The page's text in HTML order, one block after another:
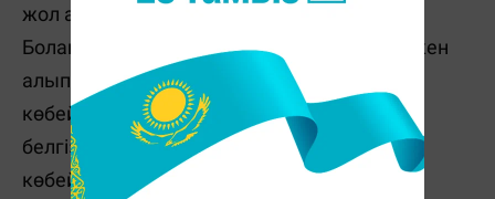
жол ашық, барлық жағдай жасалған.
Болашақта сендердің патшалықтарың үлкен
алып қалаға айналмақ, өндіріс ошақтары
көбейіп, халқы бай мекен болмақ. «Алтын
белгі» иегерлері көбейіп, білімді жастар
көбейеді, олар Жаңақаланы одан әрі